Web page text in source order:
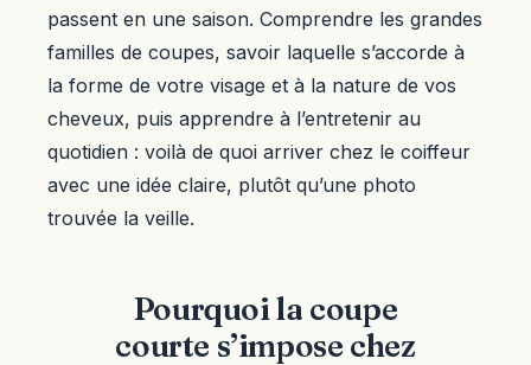
passent en une saison. Comprendre les grandes
familles de coupes, savoir laquelle s’accorde à
la forme de votre visage et à la nature de vos
cheveux, puis apprendre à l’entretenir au
quotidien : voilà de quoi arriver chez le coiffeur
avec une idée claire, plutôt qu’une photo
trouvée la veille.
Pourquoi la coupe
courte s’impose chez